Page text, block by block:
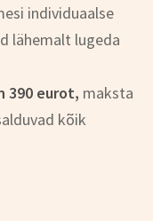
individuaalse
lähemalt lugeda
390 eurot, maksta
kõik